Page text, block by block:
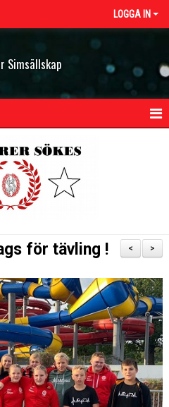
LOGGA IN
Simsällskap
>
<
för tävling !